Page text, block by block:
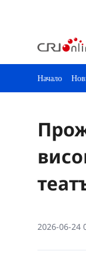
Начало
2026-06-24